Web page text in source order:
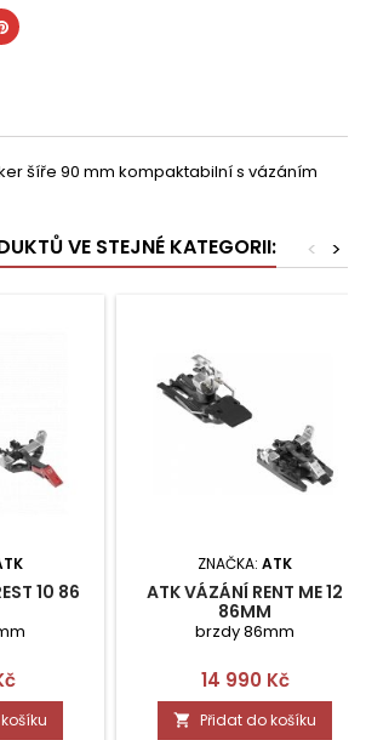
šíře 90 mm kompaktabilní s vázáním
VE STEJNÉ KATEGORII: >
<
10 86
ZNAČKA: ATK
ATK VÁZÁNÍ RENT ME 12
86MM
brzdy 86mm
Cena
14 990 Kč
 Přidat do košíku